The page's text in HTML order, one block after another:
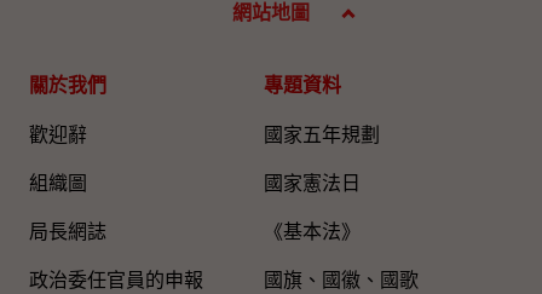
網站地圖
關於我們
歡迎辭
組織圖​
局長網誌
政治委任官員的申報
專題資料
國家五年規劃
國家憲法日
《基本法》
國旗、國徽、國歌